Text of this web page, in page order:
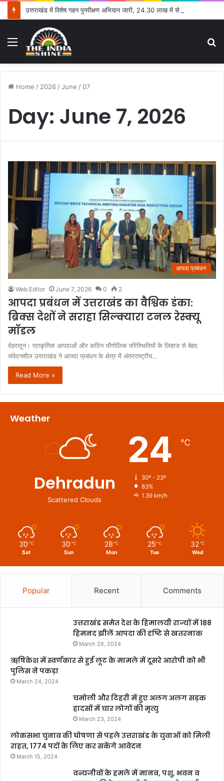
Menu
Home / 2026 /June /07
Day: June 7, 2026
आपदा प्रबंधन
Web Editor June 7, 2026 0 2
आपदा प्रबंधन में उत्तराखंड का वैश्विक डंका:
ब्रिक्स देशों ने सराहा सिल्क्यारा टनल रेस्क्यू
मॉडल
​देहरादून। प्राकृतिक आपदाओं और कठिन भौगोलिक परिस्थितियों के लिहाज से बेहद
संवेदनशील उत्तराखंड ने आपदा प्रबंधन के क्षेत्र में अंतरराष्ट्रीय…
Read More »
Weather
Dehradun
Scattered Clouds
24 ℃
30º - 23º
83%
1.39 km/h
30 ℃
Sat
30 ℃
Sun
28 ℃
Mon
25 ℃
Tue
32 ℃
Wed
Popular Recent Comments
उत्तराखंड समेत देश के हिमालयी राज्यों में 188
हिमनद झीलें आपदा की दृष्टि से खतरनाक
March 26, 2024
ऋषिकेश में स्वर्णकार से हुई लूट के मामले में दूसरे आरोपी को भी
पुलिस ने पकड़ा
March 24, 2024
चमोली और टिहरी में हुए अलग अलग सड़क
हादसों में चार लोगों की मृत्यु
March 23, 2024
लोकसभा चुनाव की घोषणा से पहले उत्तराखंड के युवाओं को मिली
राहत, 1774 पदों के लिए कर सकेंगे आवेदन
March 15, 2024
वन्यजीवों के हमले में मानव, पशु, भवन व